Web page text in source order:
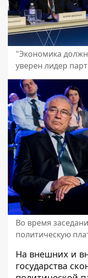
"Экономика
уверен лидер
Во время
политическую
На внешних и
государства